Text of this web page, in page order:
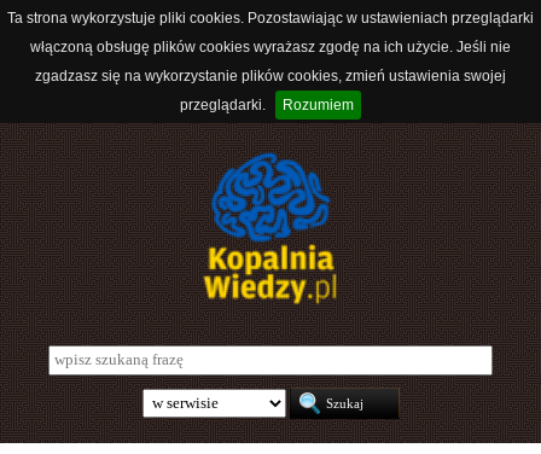
Ta strona wykorzystuje pliki cookies. Pozostawiając w ustawieniach przeglądarki
włączoną obsługę plików cookies wyrażasz zgodę na ich użycie. Jeśli nie
zgadzasz się na wykorzystanie plików cookies, zmień ustawienia swojej
przeglądarki.
Rozumiem